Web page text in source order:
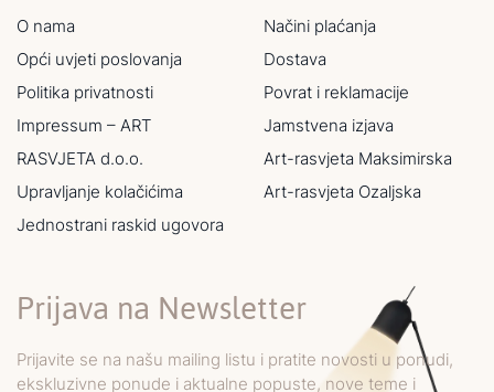
O nama
Opći uvjeti poslovanja
Politika privatnosti
Impressum – ART
RASVJETA d.o.o.
Upravljanje kolačićima
Jednostrani raskid ugovora
Načini plaćanja
Dostava
Povrat i reklamacije
Jamstvena izjava
Art-rasvjeta Maksimirska
Art-rasvjeta Ozaljska
Prijava na Newsletter
Prijavite se na našu mailing listu i pratite novosti u ponudi,
ekskluzivne ponude i aktualne popuste, nove teme i